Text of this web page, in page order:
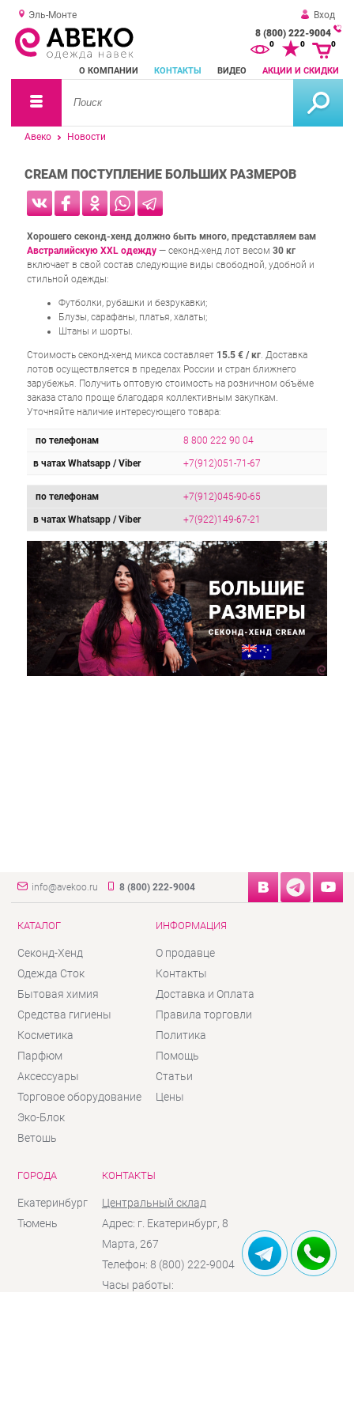
Эль-Монте
Вход
8 (800) 222-9004
О КОМПАНИИ КОНТАКТЫ ВИДЕО АКЦИИ И СКИДКИ
0 0 0
Авеко Новости
CREAM ПОСТУПЛЕНИЕ БОЛЬШИХ РАЗМЕРОВ
Хорошего секонд-хенд должно быть много, представляем вам
Австралийскую XXL одежду — секонд-хенд лот весом 30 кг
включает в свой состав следующие виды свободной, удобной и
стильной одежды:
Футболки, рубашки и безрукавки;
Блузы, сарафаны, платья, халаты;
Штаны и шорты.
Стоимость секонд-хенд микса составляет 15.5 € / кг. Доставка
лотов осуществляется в пределах России и стран ближнего
зарубежья. Получить оптовую стоимость на розничном объёме
заказа стало проще благодаря коллективным закупкам.
Уточняйте наличие интересующего товара:
по телефонам 8 800 222 90 04
в чатах Whatsapp / Viber +7(912)051-71-67
по телефонам +7(912)045-90-65
в чатах Whatsapp / Viber +7(922)149-67-21
info@avekoo.ru 8 (800) 222-9004
КАТАЛОГ
Секонд-Хенд
Одежда Сток
Бытовая химия
Средства гигиены
Косметика
Парфюм
Аксессуары
Торговое оборудование
Эко-Блок
Ветошь
ИНФОРМАЦИЯ
О продавце
Контакты
Доставка и Оплата
Правила торговли
Политика
Помощь
Статьи
Цены
ГОРОДА
Екатеринбург
Тюмень
КОНТАКТЫ
Центральный склад
Адрес: г. Екатеринбург, 8
Марта, 267
Телефон: 8 (800) 222-9004
Часы работы: